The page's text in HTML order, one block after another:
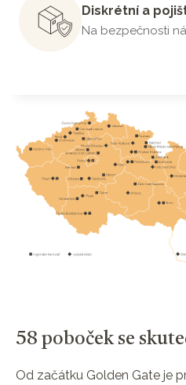
Diskrétní a
Na bezpečnosti
58 poboček se
Od začátku Golden Gate je